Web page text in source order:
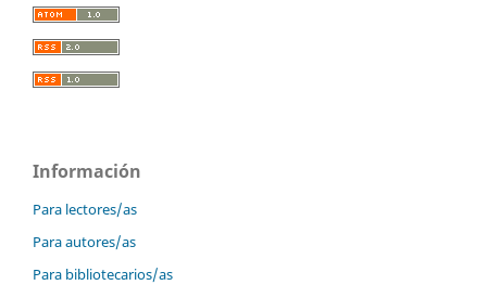
Información
Para lectores/as
Para autores/as
Para bibliotecarios/as